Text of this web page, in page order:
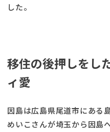
した。
移住の後押しをし
ィ愛
因島は広島県尾道市にある島
めいこさんが埼玉から因島